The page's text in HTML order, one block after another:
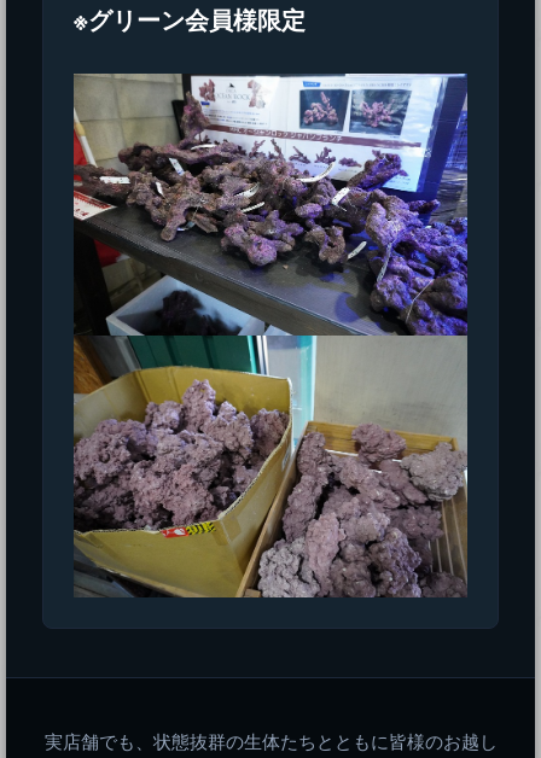
※グリーン会員様限定
実店舗でも、状態抜群の生体たちとともに皆様のお越し